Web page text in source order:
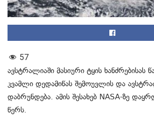
57
ავსტრალიაში მასიური ტყის ხანძრებისას
კვამლი დედამიწას შემოუვლის და
დაბრუნდება. ამის შესახებ NASA-ზე
წერს.